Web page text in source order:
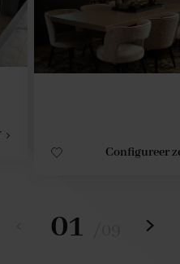
Configureer
01